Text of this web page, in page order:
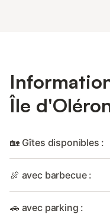
Île
🏡 Gîtes disponibles :
🍖 avec barbecue :
🚗 avec parking :